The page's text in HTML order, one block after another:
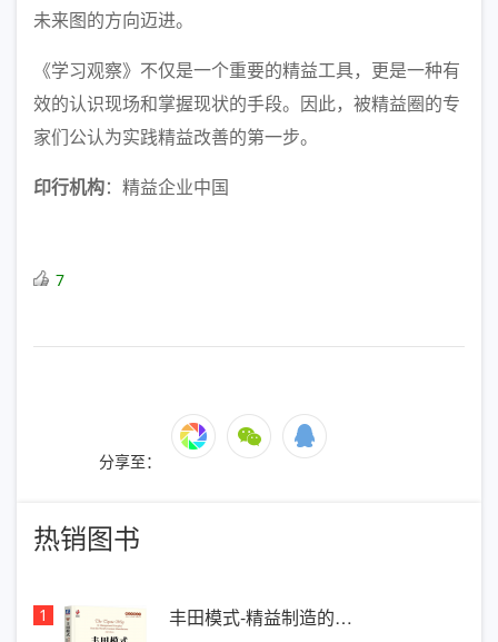
未来图的方向迈进。
《学习观察》不仅是一个重要的精益工具，更是一种有
效的认识现场和掌握现状的手段。因此，被精益圈的专
家们公认为实践精益改善的第一步。
印行机构：精益企业中国
7
分享至：
热销图书
1 丰田模式-精益制造的…